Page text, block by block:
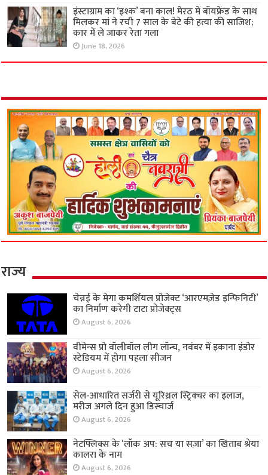
इंस्टाग्राम का ‘इश्क’ बना काल! मेरठ में बॉयफ्रेंड के साथ
मिलकर मां ने रची 7 साल के बेटे की हत्या की साजिश;
कार में ले जाकर रेता गला
June 18, 2026
राज्य
चेन्नई के मेगा कमर्शियल प्रोजेक्ट ‘आरएमज़ेड इन्फिनिटी’
का निर्माण करेगी टाटा प्रोजेक्ट्स
August 6, 2026
वीमेन्स प्रो वॉलीबॉल लीग लॉन्च, नवंबर में इकाना इंडोर
स्टेडियम में होगा पहला सीजन
August 6, 2026
सेल-आधारित सर्जरी से यूरिथ्रल स्ट्रिक्चर का इलाज,
मरीज अगले दिन हुआ डिस्चार्ज
August 6, 2026
नेटफ्लिक्स के ‘लॉक अप: सच या सज़ा’ का खिताब श्रेया
कालरा के नाम
August 6, 2026